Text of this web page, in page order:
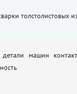
толстолистовых
детали машин